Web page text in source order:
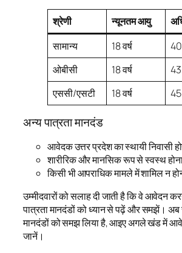
श्रेणी न्यूनतम आयु
सामान्य
18 वर्ष
40
ओबीसी
18 वर्ष
43
एससी/एसटी
18 वर्ष 45
अन्य पात्रता मानदंड
आवेदक उत्तर प्रदेश का स्थायी निवासी
शारीरिक और मानसिक रूप से स्वस्थ
किसी भी आपराधिक मामले में शामिल न
उम्मीदवारों को सलाह दी जाती है कि वे आवेदन
पात्रता मानदंडों को ध्यान से पढ़ें और समझें। अब
मानदंडों को समझ लिया है, आइए अगले खंड में
जानें।